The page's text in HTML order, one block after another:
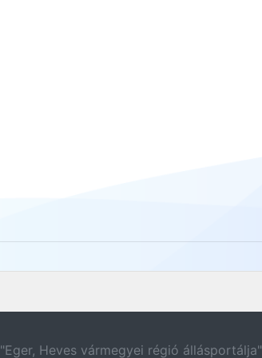
"Eger, Heves vármegyei régió állásportálja"